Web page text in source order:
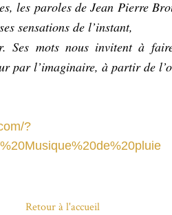
les paroles de Jean Pierre
sensations de l’instant,
mots nous invitent à faire
par l’imaginaire, à partir de
?
Retour à l'accueil